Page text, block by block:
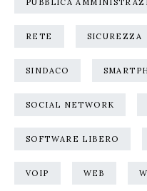
PUBBLICA
RETE SICUREZZA
SINDACO
SOCIAL NETWORK
SOFTWARE LIBERO
VOIP WEB